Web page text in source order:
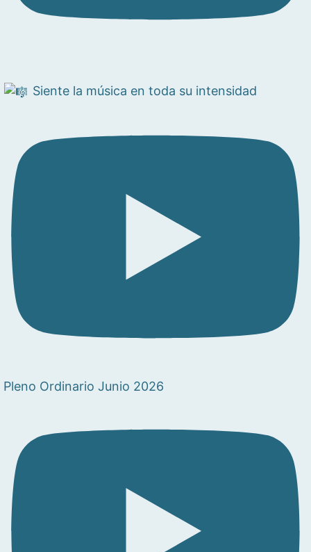
Siente la música en toda su intensidad
Pleno Ordinario Junio 2026